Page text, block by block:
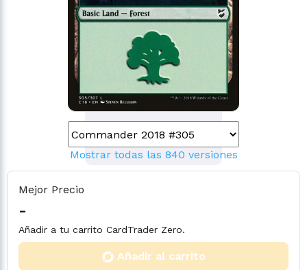
Mostrar todas las 840 versiones
Mejor Precio
-
Añadir a tu carrito CardTrader Zero.
Añadir al carrito